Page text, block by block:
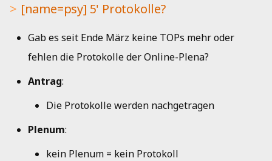
[name=psy] 5' Protokolle?
Gab es seit Ende März keine TOPs mehr oder
fehlen die Protokolle der Online-Plena?
Antrag:
Die Protokolle werden nachgetragen
Plenum:
kein Plenum = kein Protokoll